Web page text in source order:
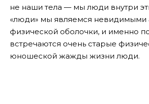
не наши тела — мы люди внутри
«люди» мы являемся невидимыми
физической оболочки, и именно
встречаются очень старые
юношеской жажды жизни люди.